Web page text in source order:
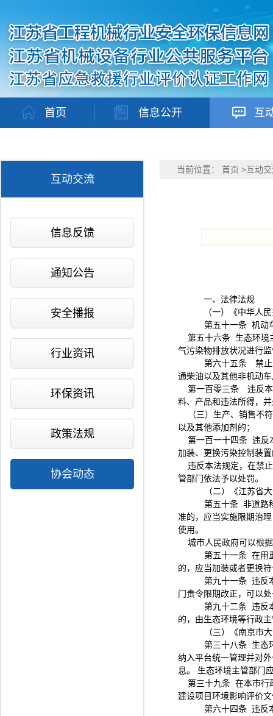
首页 信息公开 互
互动交流
信息反馈
通知公告
安全播报
行业资讯
环保资讯
政策法规
协会动态
当前位置： 首页 >互动
一、法律法规
（一）《中华人
第五十一条 机动
第五十六条 生态环境
气污染物排放状况进行
第六十五条 禁止
通柴油以及其他非机动
第一百零三条 违反本
料、产品和违法所得，
（三）生产、销售不
以及其他添加剂的；
第一百一十四条 违反
加装、更换污染控制装
违反本法规定，在禁
管部门依法予以处罚。
（二）《江苏省
第五十条 非道路
准的，应当实施限期治
使用。
城市人民政府可以根
第五十一条 在用
的，应当加装或者更换
第九十一条 违反
门责令限期改正，可以
第九十二条 违反
的，由生态环境等行政
（三）《南京市
第三十八条 生态
纳入平台统一管理并对
息。
生态环境主管部门
第三十九条 在本市行
建设项目环境影响评价
第六十四条 违反